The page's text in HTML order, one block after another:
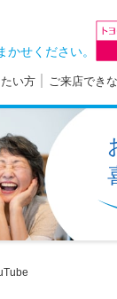
かせください。
い方 ご来店でき